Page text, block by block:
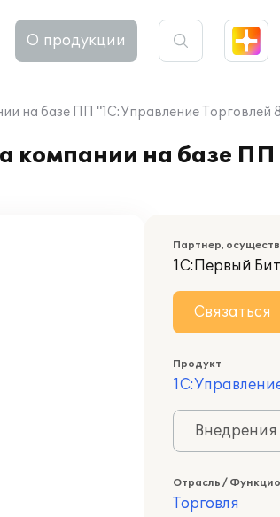
О продукции
на базе ПП "1С:Управление Торговлей
компании на базе
Партнер,
1С:Первый
Связаться
Продукт
Внедрения
Отрасль /
Торговля